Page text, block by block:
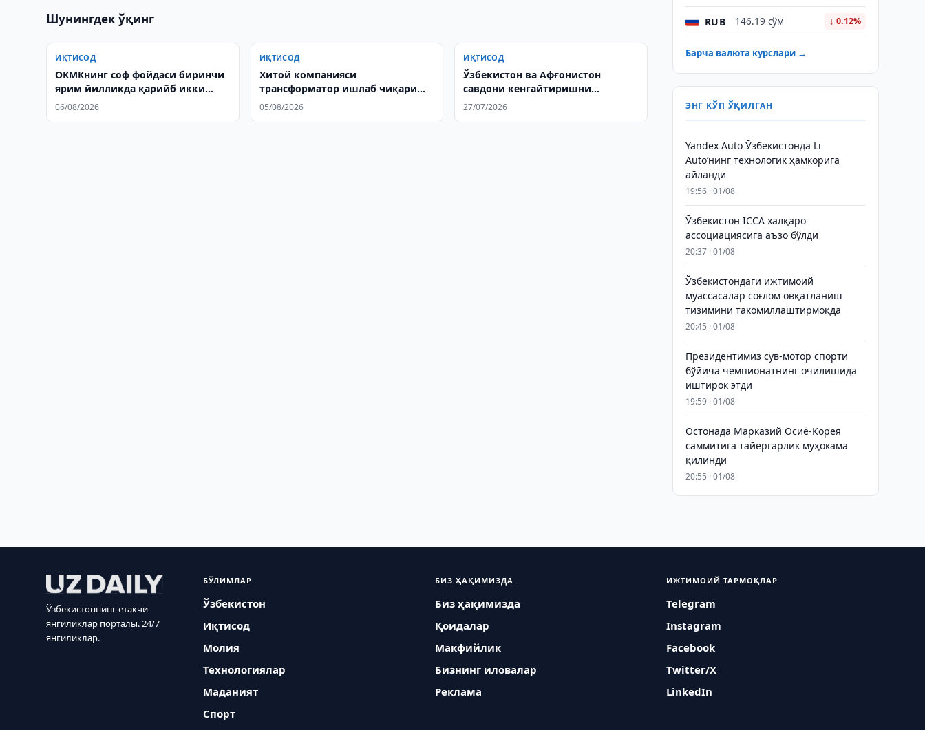
Шунингдек ўқинг
ИҚТИСОД
OКМКнинг соф фойдаси биринчи
ярим йилликда қарийб икки
баробар ошди
06/08/2026
ИҚТИСОД
Хитой компанияси
трансформатор ишлаб чиқариш
лойиҳасини ишга туширади
05/08/2026
ИҚТИСОД
Ўзбекистон ва Афғонистон
савдони кенгайтиришни
муҳокама қилди
27/07/2026
RUB 146.19 сўм ↓ 0.12%
Барча валюта курслари →
ЭНГ КЎП ЎҚИЛГАН
Yandex Auto Ўзбекистонда Li
Auto’нинг технологик ҳамкорига
айланди
19:56 · 01/08
Ўзбекистон ICCA халқаро
ассоциациясига аъзо бўлди
20:37 · 01/08
Ўзбекистондаги ижтимоий
муассасалар соғлом овқатланиш
тизимини такомиллаштирмоқда
20:45 · 01/08
Президентимиз сув-мотор спорти
бўйича чемпионатнинг очилишида
иштирок этди
19:59 · 01/08
Остонада Марказий Осиё-Корея
саммитига тайёргарлик муҳокама
қилинди
20:55 · 01/08
Ўзбекистоннинг етакчи
янгиликлар порталы. 24/7
янгиликлар.
БЎЛИМЛАР
Ўзбекистон
Иқтисод
Молия
Технологиялар
Маданият
Спорт
БИЗ ҲАҚИМИЗДА
Биз ҳақимизда
Қоидалар
Макфийлик
Бизнинг иловалар
Реклама
ИЖТИМОИЙ ТАРМОҚЛАР
Telegram
Instagram
Facebook
Twitter/X
LinkedIn